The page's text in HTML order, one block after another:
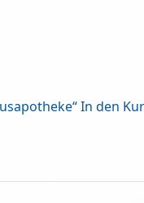
In den